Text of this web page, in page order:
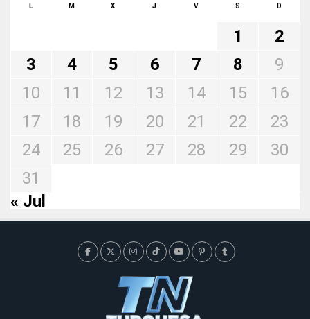
L M X J V S D
1
2
3
4 5 6 7 8
9
10
11 12 13 14 15
16
17
18 19 20 21 22
23
24
25 26 27 28 29
30
31
« Jul